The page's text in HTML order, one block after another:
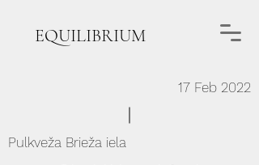
EQUILIBRIUM
17 Feb 2022
Pulkveža Brieža iela